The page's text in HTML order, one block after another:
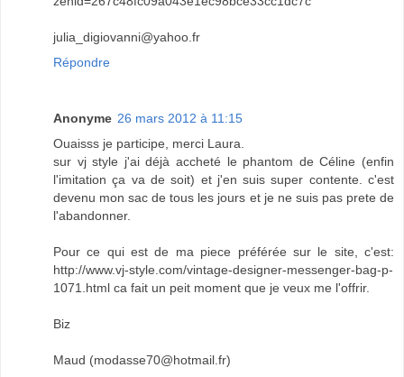
julia_digiovanni@yahoo.fr
Répondre
Anonyme 26 mars 2012 à 11:15
Ouaisss je participe, merci Laura.
sur vj style j'ai déjà accheté le phantom de Céline (enfin
l'imitation ça va de soit) et j'en suis super contente. c'est
devenu mon sac de tous les jours et je ne suis pas prete de
l'abandonner.
Pour ce qui est de ma piece préférée sur le site, c'est:
http://www.vj-style.com/vintage-designer-messenger-bag-p-
1071.html ca fait un peit moment que je veux me l'offrir.
Biz
Maud (modasse70@hotmail.fr)